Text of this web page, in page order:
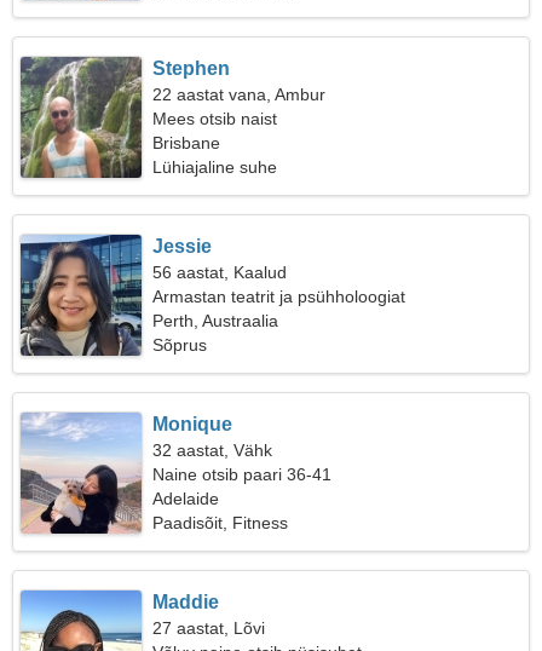
Stephen
22 aastat vana, Ambur
Mees otsib naist
Brisbane
Lühiajaline suhe
Jessie
56 aastat, Kaalud
Armastan teatrit ja psühholoogiat
Perth, Austraalia
Sõprus
Monique
32 aastat, Vähk
Naine otsib paari 36-41
Adelaide
Paadisõit, Fitness
Maddie
27 aastat, Lõvi